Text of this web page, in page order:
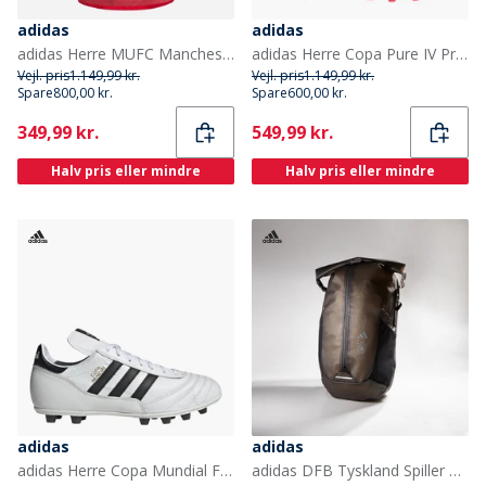
adidas
adidas Herre MUFC Manchester United 24/25 Hjemme Ægte Trøje Mufc Red/Bright Red
Vejl. pris1.149,99 kr.
Spare800,00 kr.
Current
349,99 kr.
Halv pris eller mindre
adidas
adidas Herre Copa Pure IV Pro Født Til Mål Pakke FG Fast Bund Fodboldstøvler Zero Metalic/Core Black/Lucid Red
Vejl. pris1.149,99 kr.
Spare600,00 kr.
Current
549,99 kr.
Halv pris eller mindre
adidas
adidas Herre Copa Mundial FG Fast Jord Fodboldstøvler Cloud White/Core Black/Gold Metallic
adidas
adidas DFB Tyskland Spiller Rygsæk Carbon/Silver/Sort